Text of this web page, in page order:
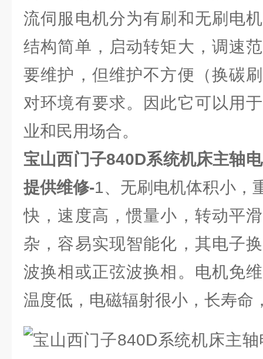
流伺服电机分为有刷和无刷电
结构简单，启动转矩大，调速
要维护，但维护不方便（换碳
对环境有要求。因此它可以用
业和民用场合。
宝山西门子840D系统机床主轴
提供维修-1、无刷电机体积小，
快，速度高，惯量小，转动平
杂，容易实现智能化，其电子
波换相或正弦波换相。电机免
温度低，电磁辐射很小，长寿命